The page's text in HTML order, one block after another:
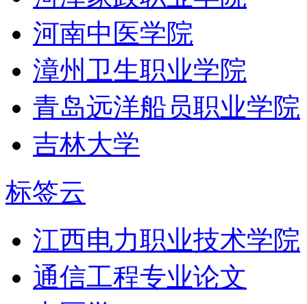
河南中医学院
漳州卫生职业学院
青岛远洋船员职业学院
吉林大学
标签云
江西电力职业技术学院
通信工程专业论文